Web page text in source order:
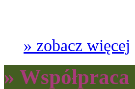
» zobacz więcej
» Współpraca